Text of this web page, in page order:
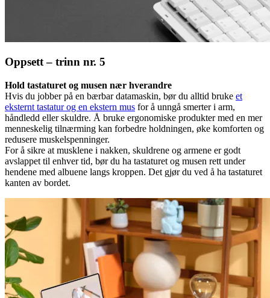
Oppsett – trinn nr. 5
Hold tastaturet og musen nær hverandre
Hvis du jobber på en bærbar datamaskin, bør du alltid bruke et
eksternt tastatur og en ekstern mus for å unngå smerter i arm,
håndledd eller skuldre. Å bruke ergonomiske produkter med en mer
menneskelig tilnærming kan forbedre holdningen, øke komforten og
redusere muskelspenninger.
For å sikre at musklene i nakken, skuldrene og armene er godt
avslappet til enhver tid, bør du ha tastaturet og musen rett under
hendene med albuene langs kroppen. Det gjør du ved å ha tastaturet
kanten av bordet.